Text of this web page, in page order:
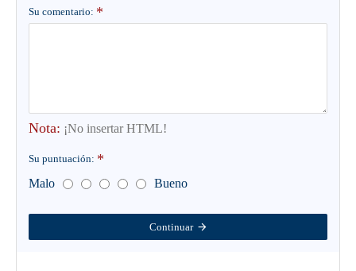
Su comentario:
Nota: ¡No insertar HTML!
Su puntuación:
Malo Bueno
Continuar